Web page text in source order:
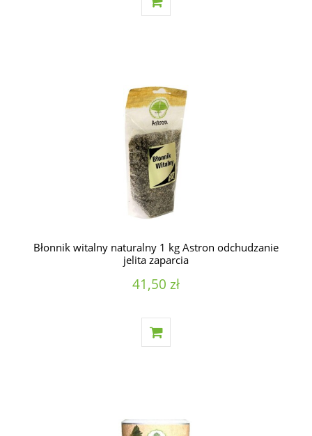
Błonnik witalny naturalny 1 kg Astron odchudzanie
jelita zaparcia
41,50 zł